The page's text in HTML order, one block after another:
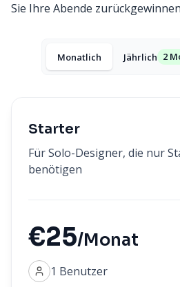
Sie Ihre Abende
Monatlich Jährlich 2
Starter
Für Solo-Designer, die nur
benötigen
€25/Monat
1 Benutzer